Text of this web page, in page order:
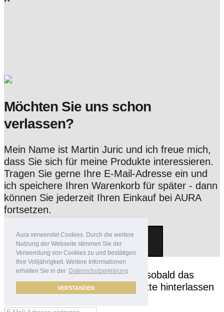
Aura verwendet Cookies. Durch die weitere
Nutzung der Webseite stimmen Sie der
Verwendung von Cookies zu und bestätigen
Ihre Volljährigkeit. Weitere Informationen
erhalten Sie in der Datenschutzerklärung
VERSTANDEN
Möchten Sie uns schon
verlassen?
Mein Name ist Martin Juric und ich freue mich,
dass Sie sich für meine Produkte interessieren.
Tragen Sie gerne Ihre E-Mail-Adresse ein und
ich speichere Ihren Warenkorb für später - dann
können Sie jederzeit Ihren Einkauf bei AURA
fortsetzen.
Speichern
Möchten Sie informiert werden, sobald das
Produkt wieder auf Lager ist? Bitte hinterlassen